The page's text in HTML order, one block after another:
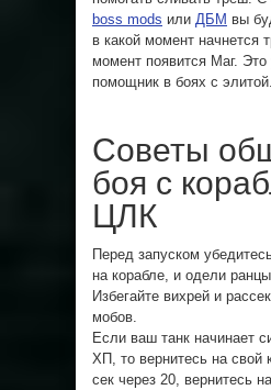
boss mods или ДБМ вы
в какой момент начнется
момент появится Маг.
помощник в боях с элитой.
Советы
боя с
ЦЛК
Перед запуском
на корабле, и одели
Избегайте вихрей и
мобов.
Если ваш танк начинает
ХП, то вернитесь на свой
сек через 20, вернитесь